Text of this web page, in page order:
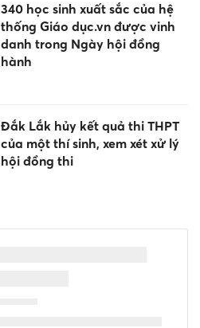
340 học sinh xuất sắc của hệ
thống Giáo dục.vn được vinh
danh trong Ngày hội đồng
hành
Đắk Lắk hủy kết quả thi THPT
của một thí sinh, xem xét xử lý
hội đồng thi